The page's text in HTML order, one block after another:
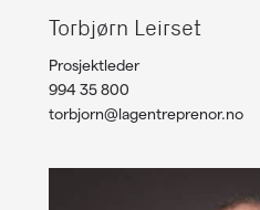
Torbjørn Leirset
Prosjektleder
994 35 800
torbjorn@lagentreprenor.no